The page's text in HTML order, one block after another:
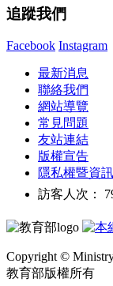
追蹤我們
Facebook Instagram
最新消息
聯絡我們
網站導覽
常見問題
友站連結
版權宣告
隱私權暨資
訪客人次：
Copyright ©
教育部版權所有